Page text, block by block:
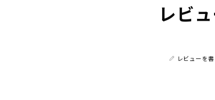
レビ
レビューを書